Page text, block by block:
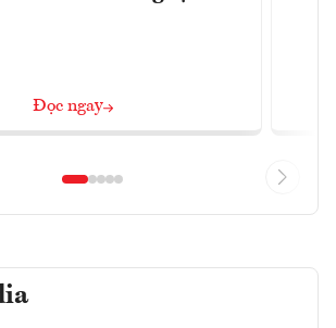
Đọc ngay